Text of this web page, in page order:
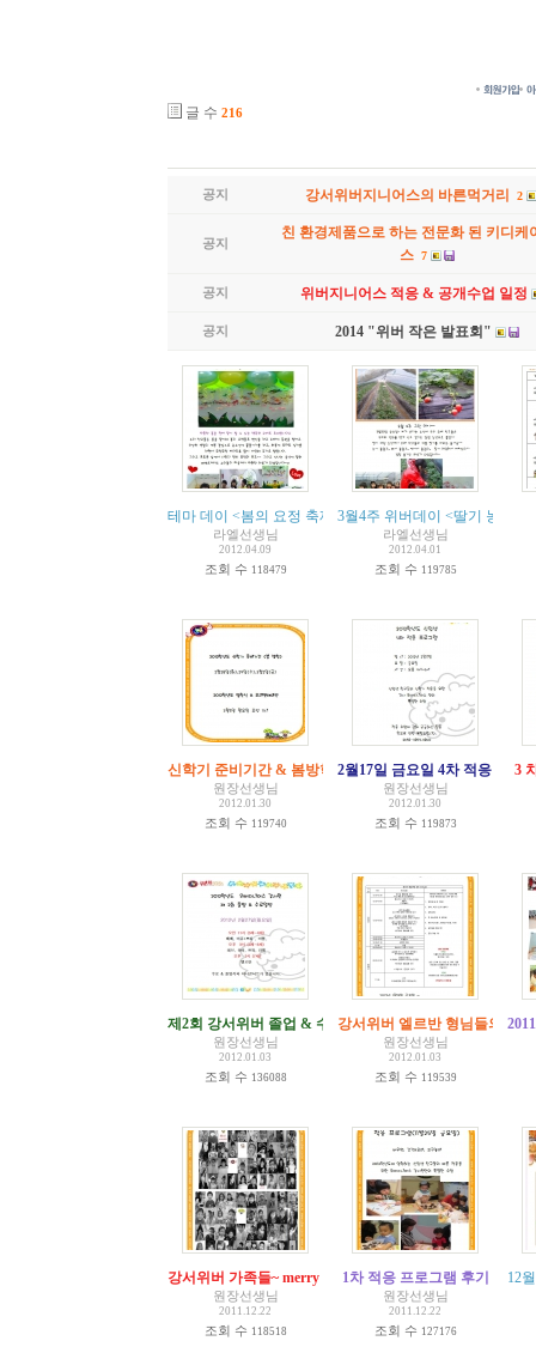
글 수 216
공지 강서위버지니어스의 바른먹거리 2
공지
친 환경제품으로 하는 전문화 된 키디케
스 7
공지 위버지니어스 적응 & 공개수업 일정
공지 2014 "위버 작은 발표회"
테마 데이 <봄의 요정 축제> 후기^^
라엘선생님
2012.04.09
조회 수 118479
3월4주 위버데이 <딸기 농장에
라엘선생님
2012.04.01
조회 수 119785
신학기 준비기간 & 봄방학 & 입학식 공지
원장선생님
2012.01.30
조회 수 119740
2월17일 금요일 4차 적응 프로
원장선생님
2012.01.30
조회 수 119873
3
제2회 강서위버 졸업 & 수료 일정 [3
원장선생님
2012.01.03
조회 수 136088
강서위버 엘르반 형님들의 졸
원장선생님
2012.01.03
조회 수 119539
강서위버 가족들~ merry christmas~
원장선생님
2011.12.22
조회 수 118518
1차 적응 프로그램 후기
원장선생님
2011.12.22
조회 수 127176
12